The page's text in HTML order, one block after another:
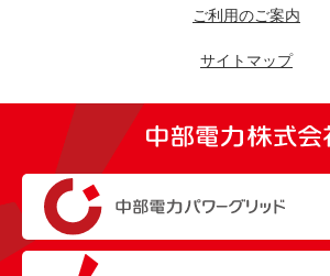
ご利用のご案内
サイトマップ
（新しいウィンドウを開きます）